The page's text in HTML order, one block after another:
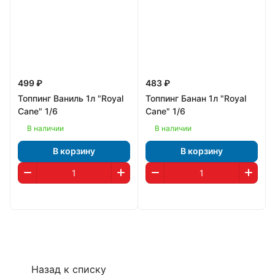
499 ₽
Топпинг Ваниль 1л "Royal
Cane" 1/6
В наличии
В корзину
483 ₽
Топпинг Банан 1л "Royal
Cane" 1/6
В наличии
В корзину
Назад к списку